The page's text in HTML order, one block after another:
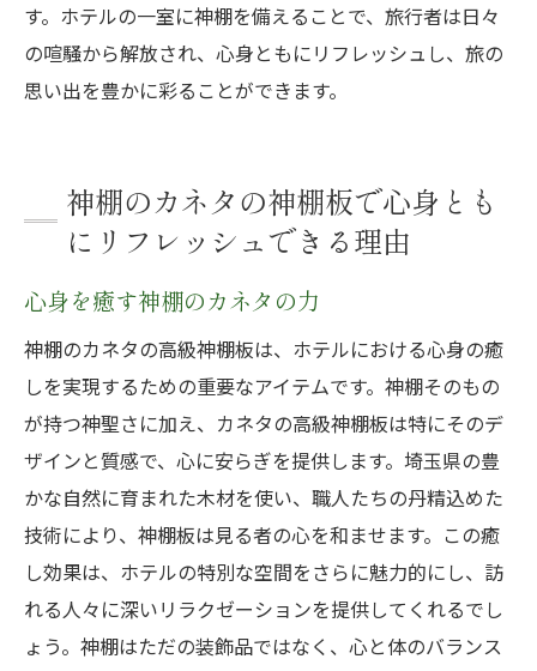
す。ホテルの一室に神棚を備えることで、旅行者は日々
の喧騒から解放され、心身ともにリフレッシュし、旅の
思い出を豊かに彩ることができます。
神棚のカネタの神棚板で心身とも
にリフレッシュできる理由
心身を癒す神棚のカネタの力
神棚のカネタの高級神棚板は、ホテルにおける心身の癒
しを実現するための重要なアイテムです。神棚そのもの
が持つ神聖さに加え、カネタの高級神棚板は特にそのデ
ザインと質感で、心に安らぎを提供します。埼玉県の豊
かな自然に育まれた木材を使い、職人たちの丹精込めた
技術により、神棚板は見る者の心を和ませます。この癒
し効果は、ホテルの特別な空間をさらに魅力的にし、訪
れる人々に深いリラクゼーションを提供してくれるでし
ょう。神棚はただの装飾品ではなく、心と体のバランス